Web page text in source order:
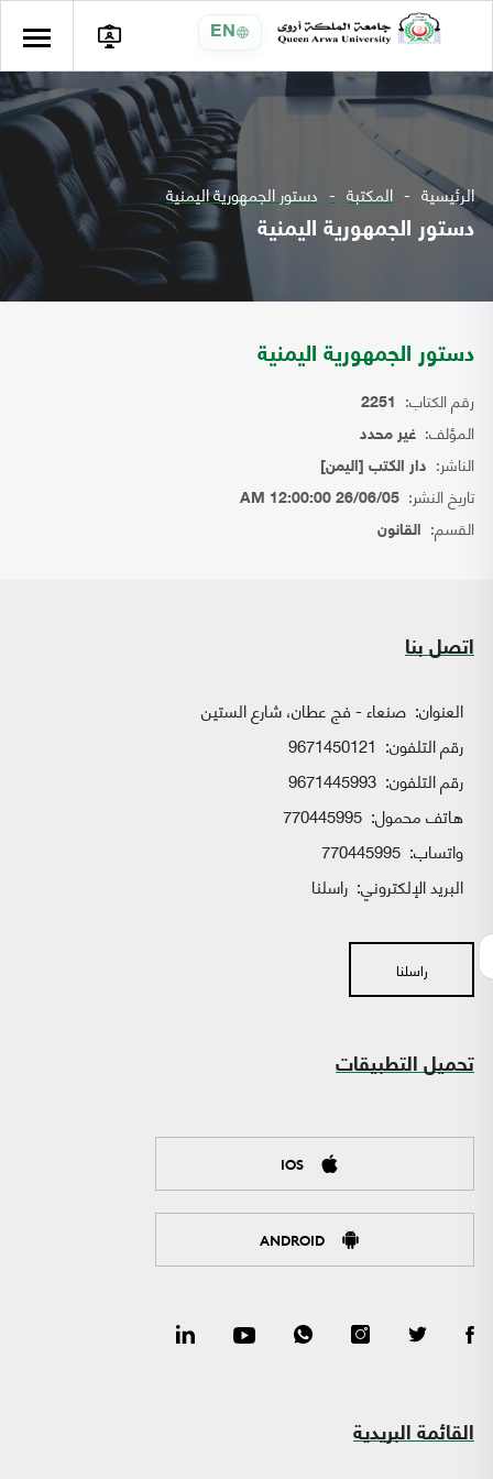
EN
الرئيسية المكتبة دستور الجمهورية اليمنية
دستور الجمهورية اليمنية
دستور الجمهورية اليمنية
رقم الكتاب: 2251
المؤلف: غير محدد
الناشر: دار الكتب [اليمن]
تاريخ النشر: 26/06/05 12:00:00 AM
القسم: القانون
اتصل بنا
العنوان: صنعاء - فج عطان، شارع الستين
رقم التلفون: 9671450121
رقم التلفون: 9671445993
هاتف محمول: 770445995
واتساب:
البريد الإلكتروني: راسلنا
راسلنا
تحميل التطبيقات
IOS
ANDROID
القائمة البريدية